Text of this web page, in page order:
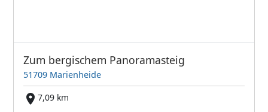
Zum bergischem Panoramasteig
51709 Marienheide
7,09 km